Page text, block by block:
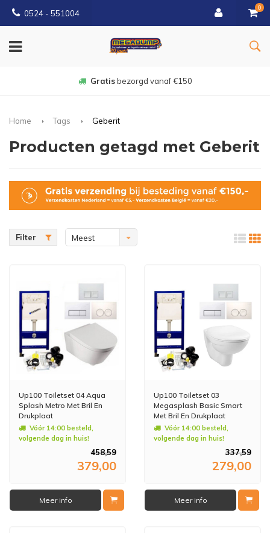
0524 - 551004
0
Gratisbezorgd vanaf €150
Home Tags Geberit
Producten getagd met Geberit
Filter
Meest
Up100 Toiletset 04 Aqua
Splash Metro Met Bril En
Drukplaat
Vóór 14:00 besteld,
volgende dag in huis!
458,59
379,00
Meer info
Up100 Toiletset 03
Megasplash Basic Smart
Met Bril En Drukplaat
Vóór 14:00 besteld,
volgende dag in huis!
337,59
279,00
Meer info